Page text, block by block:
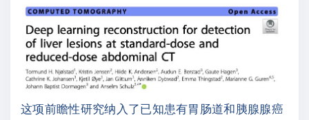
这项前瞻性研究纳入了已知患有胃肠道和胰腺腺癌